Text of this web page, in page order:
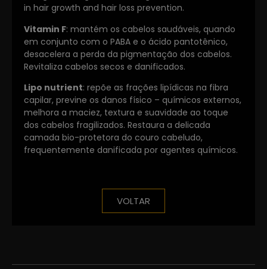
in hair growth and hair loss prevention.
Vitamin F: mantém os cabelos saudáveis, quando
em conjunto com o PABA e o ácido pantotênico,
desacelera a perda da pigmentação dos cabelos.
Revitaliza cabelos secos e danificados.
Lipo nutrient: repõe as frações lipídicas na fibra
capilar, previne os danos físico – químicos externos,
melhora a maciez, textura e suavidade ao toque
dos cabelos fragilizados. Restaura a delicada
camada bio-protetora do couro cabeludo,
frequentemente danificada por agentes químicos.
VOLTAR